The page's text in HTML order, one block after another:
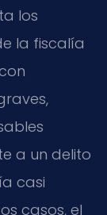
los
la fiscalía
a un delito
casi
casos, el